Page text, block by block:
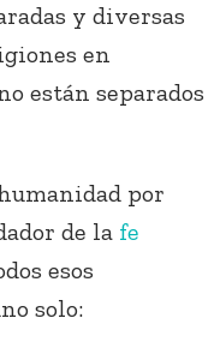
y diversas
en
están separados
por
de la fe
esos
solo: